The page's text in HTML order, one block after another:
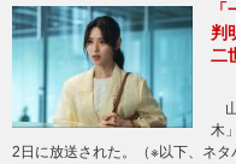
判
二
木
2日に放送された。（※以下、ネ